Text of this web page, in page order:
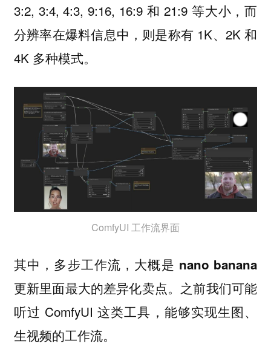
3:2, 3:4, 4:3, 9:16, 16:9 和 21:9 等大小，而
分辨率在爆料信息中，则是称有 1K、2K 和
4K 多种模式。
ComfyUI 工作流界面
其中， 多步工作流，大概是 nano banana
更新里面最大的差异化卖点。之前我们可能
听过 ComfyUI 这类工具，能够实现生图、
生视频的工作流。